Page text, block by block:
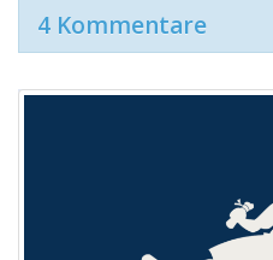
4 Kommentare